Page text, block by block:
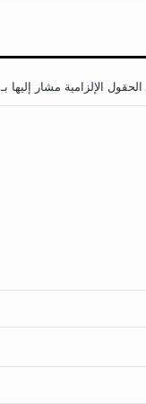
الحقول الإلزامية مشار إليها بـ